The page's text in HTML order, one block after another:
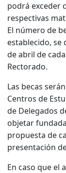
podrá exceder
respectivas
El número de
establecido, se
de abril de
Rectorado.
Las becas
Centros de
de Delegados
objetar
propuesta de
presentación
En caso que el